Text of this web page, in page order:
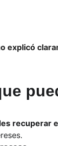
explicó
recuperar